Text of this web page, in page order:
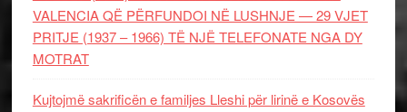
VALENCIA QË PËRFUNDOI NË LUSHNJE — 29 VJET
PRITJE (1937 – 1966) TË NJË TELEFONATE NGA DY
MOTRAT
Kujtojmë sakrificën e familjes Lleshi për lirinë e Kosovës